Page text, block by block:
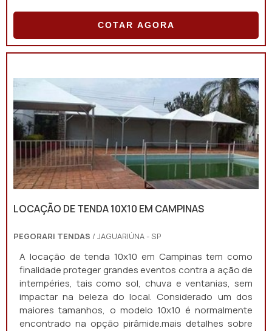
COTAR AGORA
LOCAÇÃO DE TENDA 10X10 EM CAMPINAS
PEGORARI TENDAS / JAGUARIÚNA - SP
A locação de tenda 10x10 em Campinas tem como
finalidade proteger grandes eventos contra a ação de
intempéries, tais como sol, chuva e ventanias, sem
impactar na beleza do local. Considerado um dos
maiores tamanhos, o modelo 10x10 é normalmente
encontrado na opção pirâmide.mais detalhes sobre